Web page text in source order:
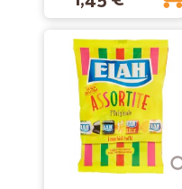
—Giuliano V.
Consiglio vivamente
Ottima esperienza
—Sandra